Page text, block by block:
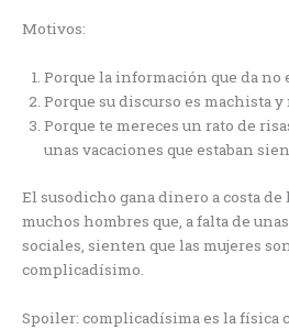
Motivos:
Porque la información que da no
Porque su discurso es machista
Porque te mereces un rato de
unas vacaciones que estaban
El susodicho gana dinero a costa
muchos hombres que, a falta de
sociales, sienten que las mujeres
complicadísimo.
Spoiler: complicadísima es la física